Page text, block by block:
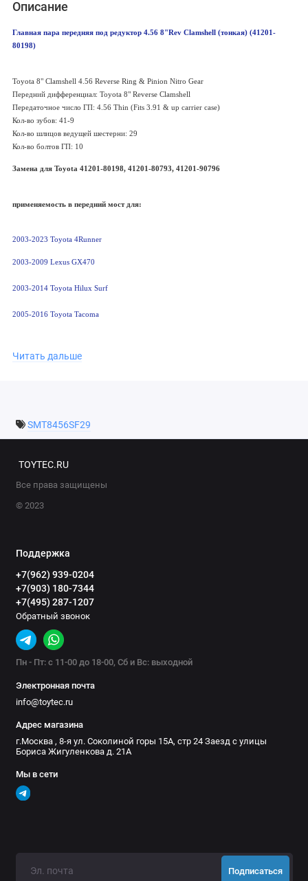
Описание
Главная пара передняя под редуктор 4.56 8"Rev Clamshell (тонкая) (41201-
80198)
Toyota 8" Clamshell 4.56 Reverse Ring & Pinion Nitro Gear
Передний дифференциал: Toyota 8" Reverse Clamshell
Передаточное число ГП: 4.56 Thin (Fits 3.91 & up carrier case)
Кол-во зубов: 41-9
Кол-во шлицов ведущей шестерни: 29
Кол-во болтов ГП: 10
Замена для Toyota 41201-80198, 41201-80793, 41201-90796
применяемость в передний мост для:
2003-2023 Toyota 4Runner
2003-2009 Lexus GX470
2003-2014 Toyota Hilux Surf
2005-2016 Toyota Tacoma
2009-2023 Toyota Landcruiser Prado 150
Читать дальше
SMT8456SF29
TOYTEC.RU
Все права защищены
© 2023
Поддержка
+7(962) 939-0204
+7(903) 180-7344
+7(495) 287-1207
Обратный звонок
Пн - Пт: с 11-00 до 18-00, Сб и Вс: выходной
Электронная почта
info@toytec.ru
Адрес магазина
г.Москва , 8-я ул. Соколиной горы 15А, стр 24 Заезд с улицы
Бориса Жигуленкова д. 21А
Мы в сети
Подписаться